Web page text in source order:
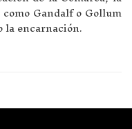
Gandalf o Gollum
la encarnación.